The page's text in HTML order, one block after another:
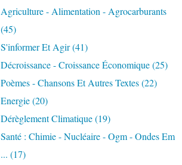
Agriculture - Alimentation - Agrocarburants
(45)
S'informer Et Agir(41)
Décroissance - Croissance Économique(25)
Poèmes - Chansons Et Autres Textes(22)
Energie(20)
Dérèglement Climatique(19)
Santé : Chimie - Nucléaire - Ogm - Ondes Em
... (17)